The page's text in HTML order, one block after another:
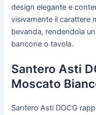
design elegante e
visivamente il carattere
bevanda, rendendola
bancone o tavola.
Santero Asti
Moscato
Santero Asti DOCG